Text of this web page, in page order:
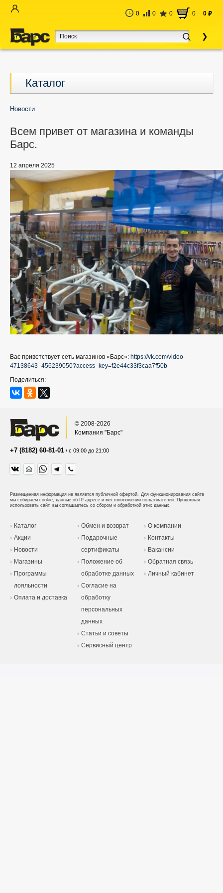
0 0 0 0 0 руб
Каталог
Новости
Всем привет от магазина и команды
Барс.
12 апреля 2025
Вас приветствует сеть магазинов «Барс»: https://vk.com/video-
47138643_456239050?access_key=f2e44c33f3caa7f50b
Поделиться:
© 2008-2026
Компания "Барс"
+7 (8182) 60-81-01 / с 09:00 до 21:00
Размещенная информация не является публичной офертой. Для функционирования сайта
мы собираем cookie, данные об IP-адресе и местоположении пользователей. Продолжая
использовать сайт, вы соглашаетесь со сбором и обработкой этих данных.
Каталог
Акции
Новости
Магазины
Программы
лояльности
Оплата и доставка
Обмен и возврат
Подарочные
сертификаты
Положение об
обработке данных
Согласие на
обработку
персональных
данных
Статьи и советы
Сервисный центр
О компании
Контакты
Вакансии
Обратная связь
Личный кабинет